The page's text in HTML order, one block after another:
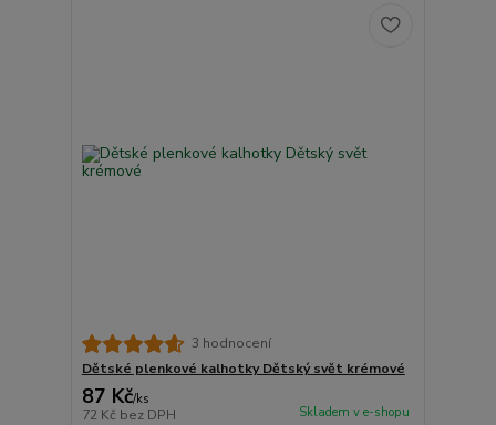
3 hodnocení
Dětské plenkové kalhotky Dětský svět krémové
87 Kč/ks
72 Kč bez DPH Skladem v e-shopu